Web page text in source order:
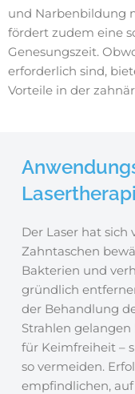
und Narbenbildung
fördert zudem eine
Genesungszeit.
erforderlich sind,
Vorteile in der
Der Laser hat
Zahntaschen
Bakterien und
gründlich
der Behandlung
Strahlen
für Keimfreiheit –
so vermeiden.
empfindlichen,